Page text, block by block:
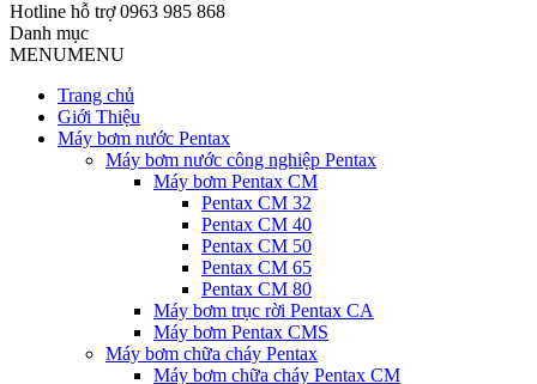
Hotline hỗ trợ 0963 985 868
Danh mục
MENUMENU
Trang chủ
Giới Thiệu
Máy bơm nước Pentax
Máy bơm nước công nghiệp Pentax
Máy bơm Pentax CM
Pentax CM 32
Pentax CM 40
Pentax CM 50
Pentax CM 65
Pentax CM 80
Máy bơm trục rời Pentax CA
Máy bơm Pentax CMS
Máy bơm chữa cháy Pentax
Máy bơm chữa cháy Pentax CM